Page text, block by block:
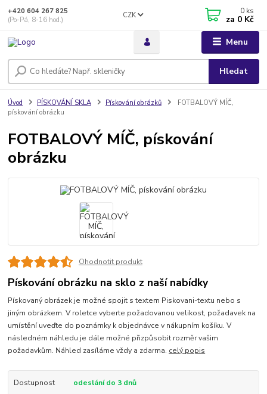
Menu
CZK
Hledat
+420 604 267 825
(Po-Pá, 8-16 hod.)
0 ks
za 0 Kč
Úvod PÍSKOVÁNÍ SKLA Pískování obrázků
FOTBALOVÝ MÍČ,
pískování obrázku
FOTBALOVÝ MÍČ, pískování
obrázku
Ohodnotit produkt
Pískování obrázku na sklo z naší nabídky
Pískovaný obrázek je možné spojit s textem Piskovani-textu nebo s
jiným obrázkem. V roletce vyberte požadovanou velikost, požadavek na
umístění uveďte do poznámky k objednávce v nákupním košíku. V
následném náhledu je dále možné přizpůsobit rozměr vašim
požadavkům. Náhled zasíláme vždy a zdarma. celý popis
Dostupnost
odeslání do 3 dnů